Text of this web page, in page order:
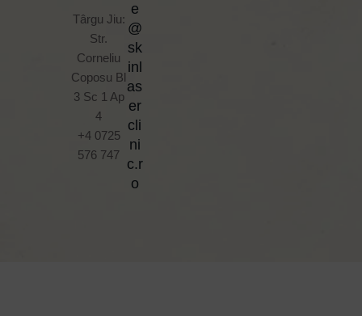
Târgu Jiu:
Str.
Corneliu
Coposu Bl
3 Sc 1 Ap
4
+4 0725
576 747
e
@
sk
inl
as
er
cli
ni
c.r
o